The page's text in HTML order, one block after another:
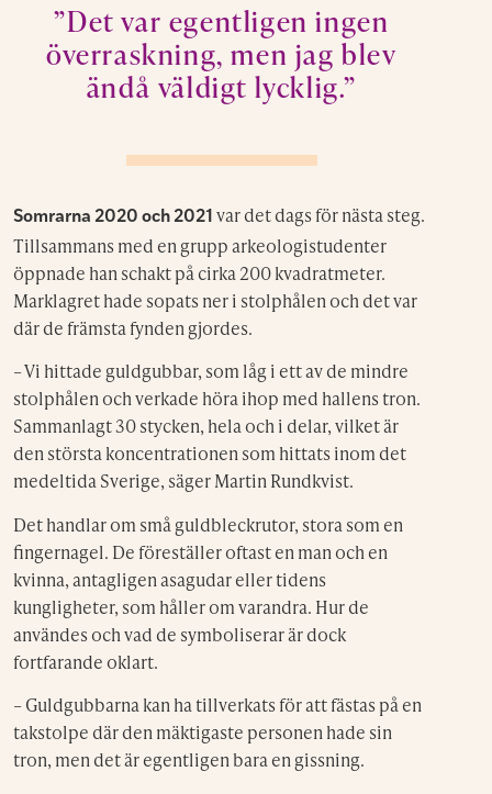
”Det var egentligen ingen
överraskning, men jag blev
ändå väldigt lycklig.”
Somrarna 2020 och 2021 var det dags för nästa steg.
Tillsammans med en grupp arkeologistudenter
öppnade han schakt på cirka 200 kvadratmeter.
Marklagret hade sopats ner i stolphålen och det var
där de främsta fynden gjordes.
– Vi hittade guldgubbar, som låg i ett av de mindre
stolphålen och verkade höra ihop med hallens tron.
Sammanlagt 30 stycken, hela och i delar, vilket är
den största koncentrationen som hittats inom det
medeltida Sverige, säger Martin Rundkvist.
Det handlar om små guldbleckrutor, stora som en
fingernagel. De föreställer oftast en man och en
kvinna, antagligen asagudar eller tidens
kungligheter, som håller om varandra. Hur de
användes och vad de symboliserar är dock
fortfarande oklart.
– Guldgubbarna kan ha tillverkats för att fästas på en
takstolpe där den mäktigaste personen hade sin
tron, men det är egentligen bara en gissning.